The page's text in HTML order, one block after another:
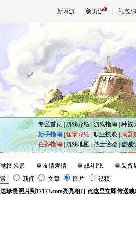
新网游 新页游 礼包/
专区首页| 游戏介绍 |游戏指南 种族
新手指南 |怪物介绍 职业技能 武器
任务指南|游戏地图 |战士经验|盗贼
地图风景 友情爱情 战斗PK 装备
新闻 文章 图片
视频
送珍贵照片到17173.com亮亮相! [ 点这里立即传送噢